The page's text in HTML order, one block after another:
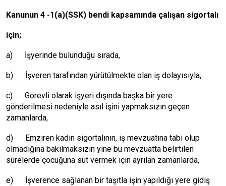
Kanunun 4 -1(a)(SSK) bendi kapsamında çalışan sigortalı
için;
a) İşyerinde bulunduğu sırada,
b) İşveren tarafından yürütülmekte olan iş dolayısıyla,
c) Görevli olarak işyeri dışında başka bir yere
gönderilmesi nedeniyle asıl işini yapmaksızın geçen
zamanlarda,
d) Emziren kadın sigortalının, iş mevzuatına tabi olup
olmadığına bakılmaksızın yine bu mevzuatta belirtilen
sürelerde çocuğuna süt vermek için ayrılan zamanlarda,
e) İşverence sağlanan bir taşıtla işin yapıldığı yere gidiş